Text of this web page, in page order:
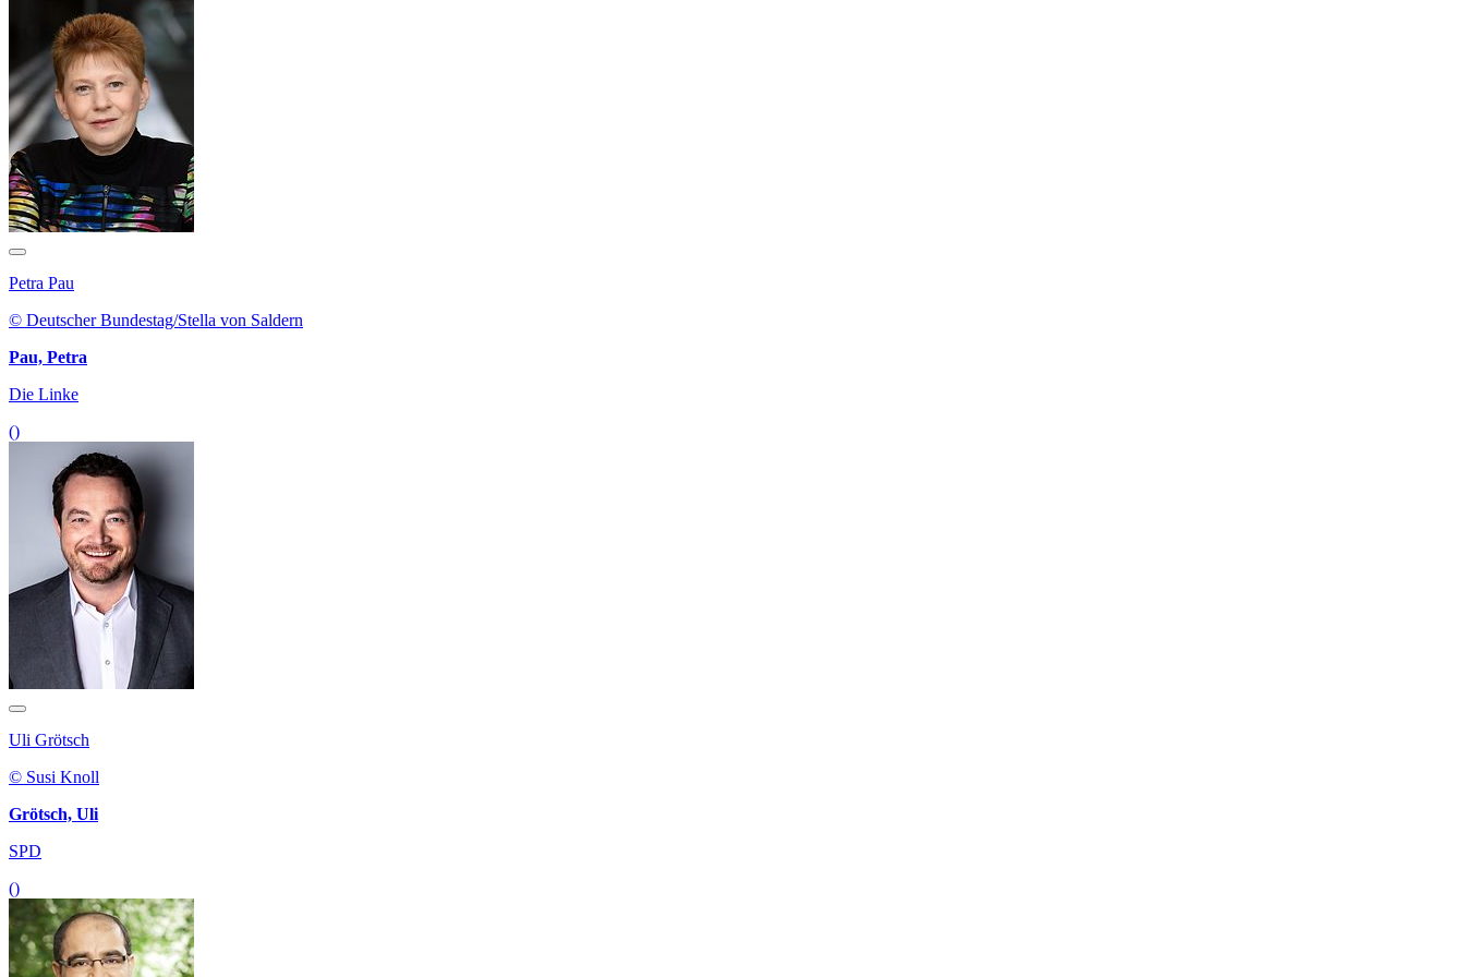
Petra Pau
© Deutscher Bundestag/Stella von Saldern
Pau, Petra
Die Linke
()
Uli Grötsch
© Susi Knoll
Grötsch, Uli
SPD
()